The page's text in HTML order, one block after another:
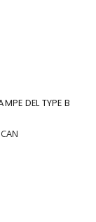
DEL TYPE B